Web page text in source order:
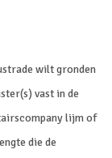
wilt gronden
vast in de
lijm of
die de